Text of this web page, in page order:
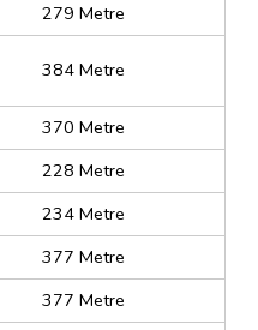
279 Metre
384 Metre
370 Metre
228 Metre
234 Metre
377 Metre
377 Metre